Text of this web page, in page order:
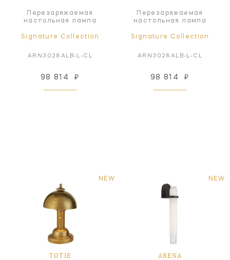
Перезаряжаемая
настольная лампа
Signature Collection
ARN3028ALB-L-CL
98 814 ₽
Перезаряжаемая
настольная лампа
Signature Collection
ARN3028ALB-L-CL
98 814 ₽
NEW
TOTIE
NEW
ARENA